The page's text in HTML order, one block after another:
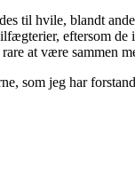
til hvile, blandt
eftersom
at være sammen
som jeg har